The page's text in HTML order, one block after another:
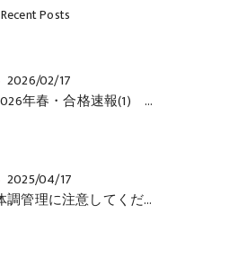
Recent Posts
2026/02/17
2026年春・合格速報(1) 学習支援塾
2025/04/17
体調管理に注意してください